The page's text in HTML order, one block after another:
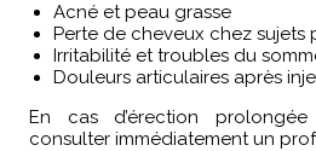
Acné et peau grasse
Perte de cheveux chez sujets
Irritabilité et troubles du
Douleurs articulaires après
En cas d’érection prolongée
consulter immédiatement un